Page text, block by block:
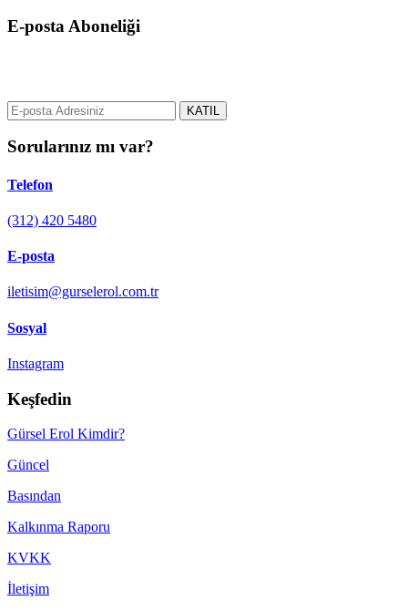
E-posta Aboneliği
KATIL
Sorularınız mı var?
Telefon
(312) 420 5480
E-posta
iletisim@gurselerol.com.tr
Sosyal
Instagram
Keşfedin
Gürsel Erol Kimdir?
Güncel
Basından
Kalkınma Raporu
KVKK
İletişim